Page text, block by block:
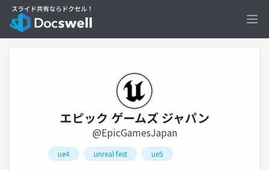
エピック ゲームズ ジャパン
@EpicGamesJapan
ue4 unreal fest ue5